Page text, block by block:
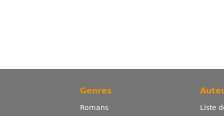
Genres
Romans
Liste